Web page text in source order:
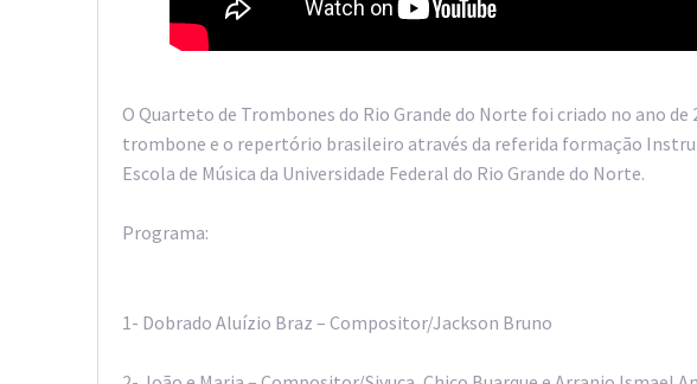
O Quarteto de Trombones do Rio Grande do Norte foi criado no ano
trombone e o repertório brasileiro através da referida formação
Escola de Música da Universidade Federal do Rio Grande do Norte.
Programa:
1- Dobrado Aluízio Braz – Compositor/Jackson Bruno